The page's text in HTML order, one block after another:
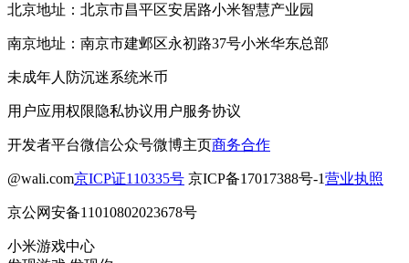
北京地址：北京市昌平区安居路小米智慧产业园
南京地址：南京市建邺区永初路37号小米华东总部
未成年人防沉迷系统米币
用户应用权限隐私协议用户服务协议
开发者平台微信公众号微博主页商务合作
@wali.com京ICP证110335号 京ICP备17017388号-1营业执照
京公网安备11010802023678号
小米游戏中心